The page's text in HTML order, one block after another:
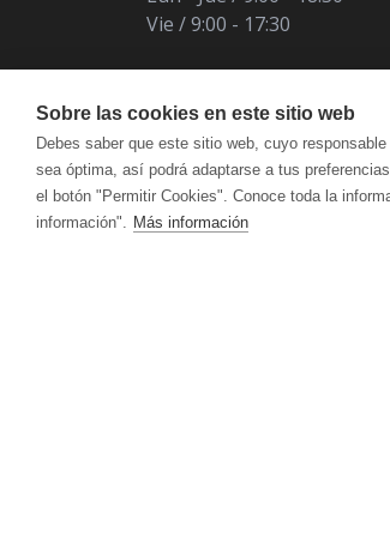
Vie / 9:00 - 17:30
Sobre las cookies en este sitio web
Debes saber que este sitio web, cuyo
sea óptima, así podrá adaptarse a tus
el botón "Permitir Cookies". Conoce toda la
información". Más información